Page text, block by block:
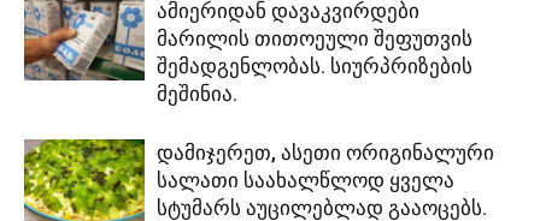
ამიერიდან დავაკვირდები
მარილის თითოეული შეფუთვის
შემადგენლობას. სიურპრიზების
მეშინია.
დამიჯერეთ, ასეთი ორიგინალური
სალათი საახალწლოდ ყველა
სტუმარს აუცილებლად გააოცებს.